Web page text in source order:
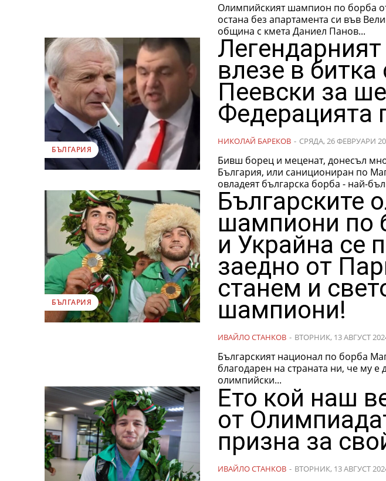
Олимпийският шампион по борба
остана без апартамента си във
община с кмета Даниел Панов...
БЪЛГАРИЯ
влезе в
Пеевски за
Федерацията
НИКОЛАЙ БАРЕКОВ - СРЯДА, 26 ФЕВРУАРИ
Бивш борец и меценат, донесъл
България, или санициониран по
овладеят българска борба - най-
БЪЛГАРИЯ
Българските
шампиони по
и Украйна се
заедно от
станем и
шампиони!
ИВАЙЛО СТАНКОВ - ВТОРНИК, 13 АВГУСТ
Българският национал по борба
благодарен на страната ни, че му е
олимпийски...
Ето кой наш
от
призна за
ИВАЙЛО СТАНКОВ - ВТОРНИК, 13 АВГУСТ